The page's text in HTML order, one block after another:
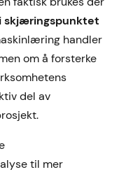
skjæringspunktet
handler
om å forsterke
del av
til mer